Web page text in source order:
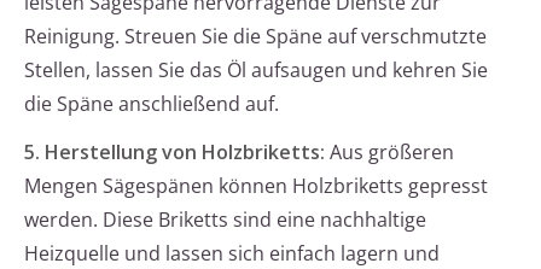
Reinigung. Streuen Sie die Späne auf verschmutzte
Stellen, lassen Sie das Öl aufsaugen und kehren Sie
die Späne anschließend auf.
5. Herstellung von Holzbriketts: Aus größeren
Mengen Sägespänen können Holzbriketts gepresst
werden. Diese Briketts sind eine nachhaltige
Heizquelle und lassen sich einfach lagern und